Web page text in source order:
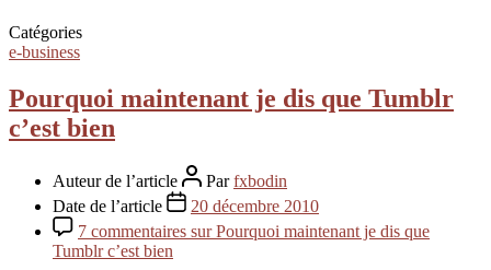
Catégories
e-business
Pourquoi maintenant je dis que Tumblr
c’est bien
Auteur de l’article Parfxbodin
Date de l’article
20 décembre 2010
7 commentaires sur Pourquoi maintenant je dis que
Tumblr c’est bien